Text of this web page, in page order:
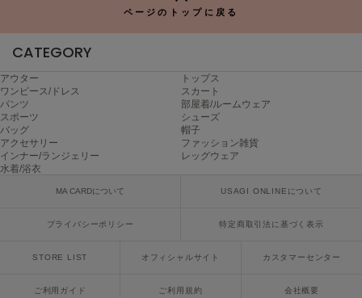
リーボック
SALOMON
サロモン
sanrio house
シャカ
ページのトップに戻る
CATEGORY
アウター
トップス
ワンピース/ドレス
スカート
パンツ
部屋着/ルームウェア
スポーツ
シューズ
バッグ
帽子
アクセサリー
ファッション雑貨
インナー/ランジェリー
レッグウェア
水着/浴衣
MA CARDについて USAGI ONLINEについて
プライバシーポリシー 特定商取引法に基づく表示
STORE LIST オフィシャルサイト カスタマーセンター
ご利用ガイド ご利用規約 会社概要